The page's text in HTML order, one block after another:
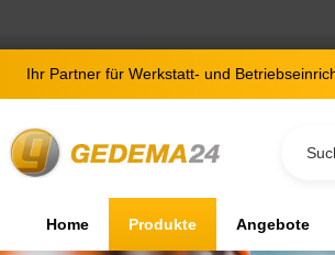
Ihr Partner für Werkstatt- und
Home Produkte Angebote